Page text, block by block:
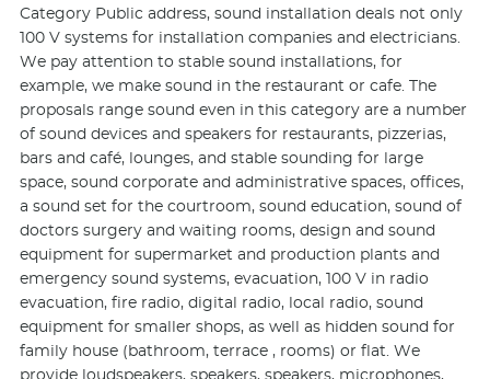
Category Public address, sound installation deals not only
100 V systems for installation companies and electricians.
We pay attention to stable sound installations, for
example, we make sound in the restaurant or cafe. The
proposals range sound even in this category are a number
of sound devices and speakers for restaurants, pizzerias,
bars and café, lounges, and stable sounding for large
space, sound corporate and administrative spaces, offices,
a sound set for the courtroom, sound education, sound of
doctors surgery and waiting rooms, design and sound
equipment for supermarket and production plants and
emergency sound systems, evacuation, 100 V in radio
evacuation, fire radio, digital radio, local radio, sound
equipment for smaller shops, as well as hidden sound for
family house (bathroom, terrace , rooms) or flat. We
provide loudspeakers, speakers, speakers, microphones,